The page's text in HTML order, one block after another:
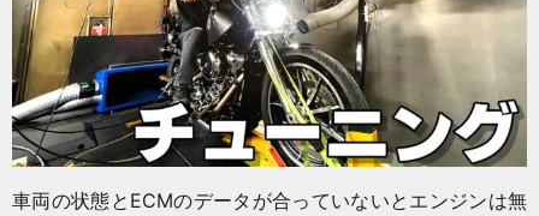
車両の状態とECMのデータが合っていないとエンジンは無